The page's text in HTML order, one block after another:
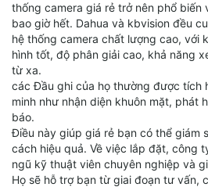
thống camera giá rẻ trở nên phổ biến
bao giờ hết. Dahua và kbvision đều
hệ thống camera chất lượng cao, với
hình tốt, độ phân giải cao, khả năng
từ xa.
các Đầu ghi của họ thường được tích
minh như nhận diện khuôn mặt, phát
báo.
Điều này giúp giá rẻ bạn có thể giám
cách hiệu quả. Về việc lắp đặt, công
ngũ kỹ thuật viên chuyên nghiệp và
Họ sẽ hỗ trợ bạn từ giai đoạn tư vấn,